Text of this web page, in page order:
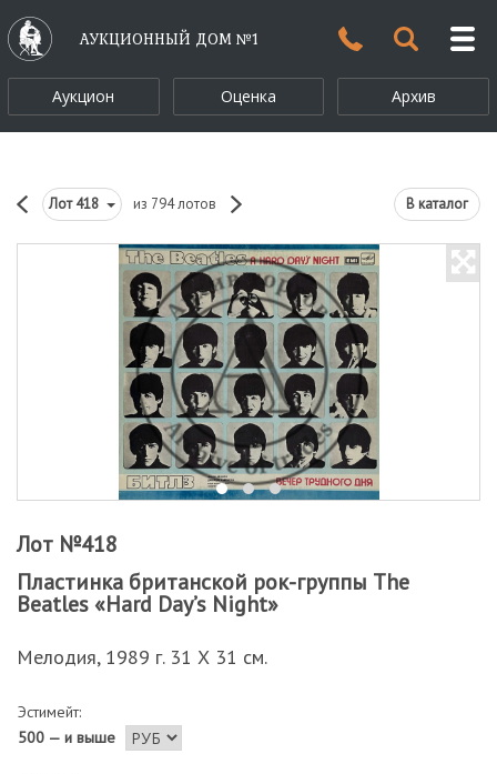
АУКЦИОННЫЙ ДОМ №1
Аукцион Оценка Архив
Лот418 из 794 лотов В каталог
Лот №418
Пластинка британской рок-группы The
Beatles «Hard Day’s Night»
Мелодия, 1989 г. 31 Х 31 см.
Эстимейт:
500 — и выше